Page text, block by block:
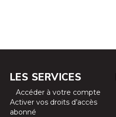
LES SERVICES
Accéder à votre compte
Activer vos droits d’accès
abonné